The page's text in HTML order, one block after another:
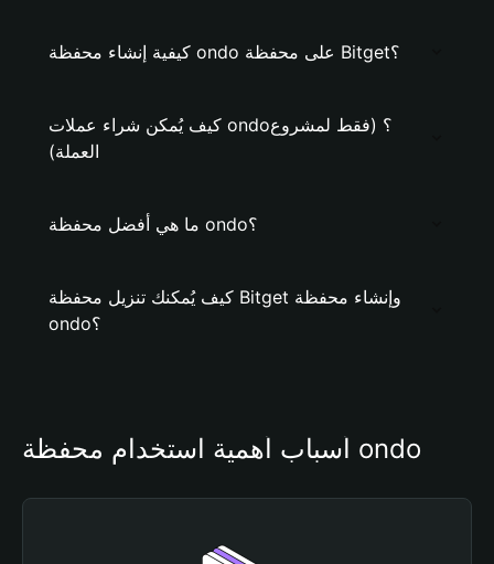
كيفية إنشاء محفظة ondo على محفظة Bitget؟
كيف يُمكن شراء عملات ondo؟ (فقط لمشروع
العملة)
ما هي أفضل محفظة ondo؟
كيف يُمكنك تنزيل محفظة Bitget وإنشاء محفظة
ondo؟
أسباب أهمية استخدام محفظة ondo